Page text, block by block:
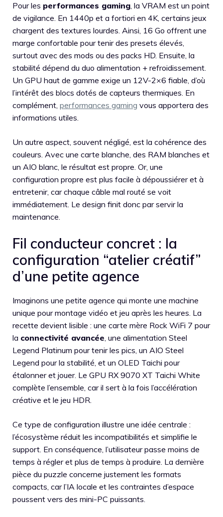
Pour les performances gaming, la VRAM est un point
de vigilance. En 1440p et a fortiori en 4K, certains jeux
chargent des textures lourdes. Ainsi, 16 Go offrent une
marge confortable pour tenir des presets élevés,
surtout avec des mods ou des packs HD. Ensuite, la
stabilité dépend du duo alimentation + refroidissement.
Un GPU haut de gamme exige un 12V-2×6 fiable, d’où
l’intérêt des blocs dotés de capteurs thermiques. En
complément, performances gaming vous apportera des
informations utiles.
Un autre aspect, souvent négligé, est la cohérence des
couleurs. Avec une carte blanche, des RAM blanches et
un AIO blanc, le résultat est propre. Or, une
configuration propre est plus facile à dépoussiérer et à
entretenir, car chaque câble mal routé se voit
immédiatement. Le design finit donc par servir la
maintenance.
Fil conducteur concret : la
configuration “atelier créatif”
d’une petite agence
Imaginons une petite agence qui monte une machine
unique pour montage vidéo et jeu après les heures. La
recette devient lisible : une carte mère Rock WiFi 7 pour
la connectivité avancée, une alimentation Steel
Legend Platinum pour tenir les pics, un AIO Steel
Legend pour la stabilité, et un OLED Taichi pour
étalonner et jouer. Le GPU RX 9070 XT Taichi White
complète l’ensemble, car il sert à la fois l’accélération
créative et le jeu HDR.
Ce type de configuration illustre une idée centrale :
l’écosystème réduit les incompatibilités et simplifie le
support. En conséquence, l’utilisateur passe moins de
temps à régler et plus de temps à produire. La dernière
pièce du puzzle concerne justement les formats
compacts, car l’IA locale et les contraintes d’espace
poussent vers des mini-PC puissants.